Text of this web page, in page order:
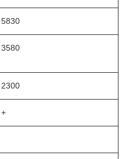
5830
3580
2300
+